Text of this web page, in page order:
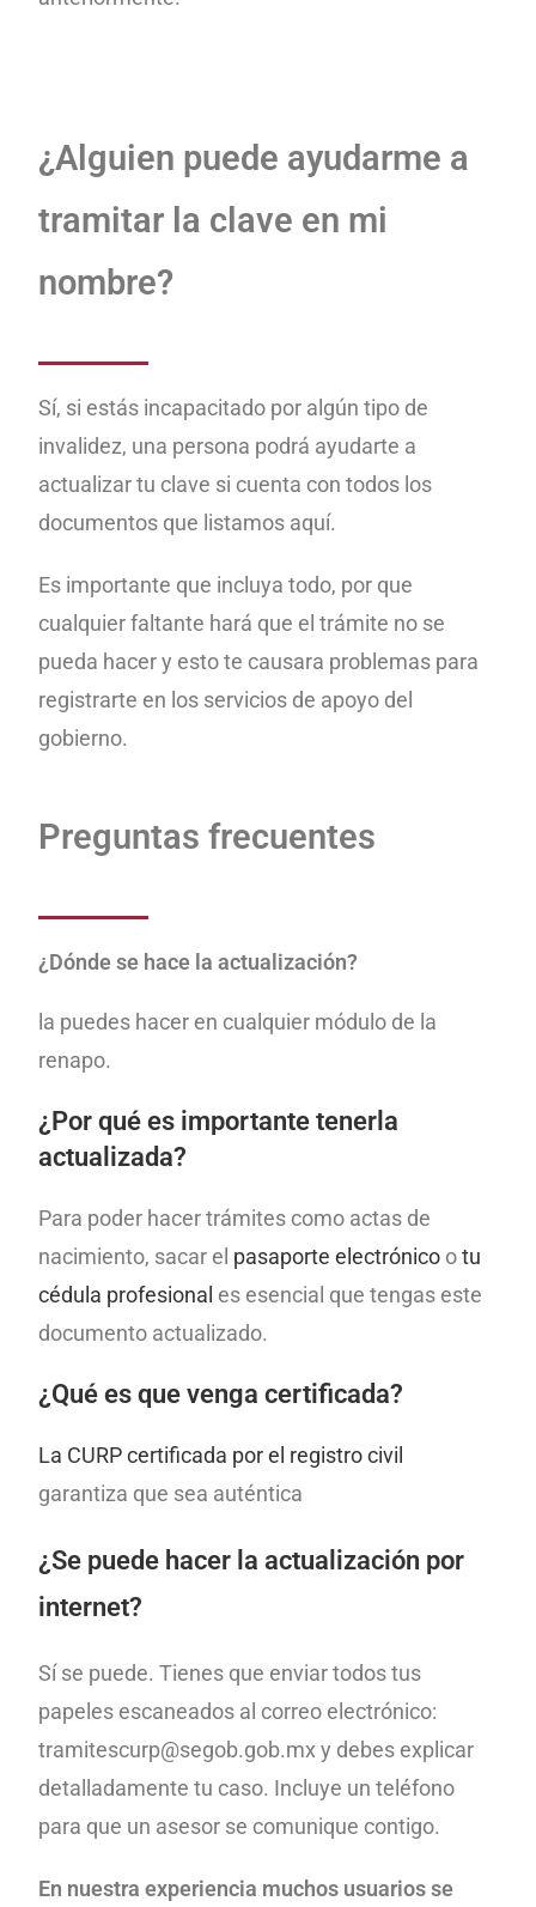
¿Alguien puede ayudarme a
tramitar la clave en mi
nombre?
Sí, si estás incapacitado por algún tipo de
invalidez, una persona podrá ayudarte a
actualizar tu clave si cuenta con todos los
documentos que listamos aquí.
Es importante que incluya todo, por que
cualquier faltante hará que el trámite no se
pueda hacer y esto te causara problemas para
registrarte en los servicios de apoyo del
gobierno.
Preguntas frecuentes
¿Dónde se hace la actualización?
la puedes hacer en cualquier módulo de la
renapo.
¿Por qué es importante tenerla
actualizada?
Para poder hacer trámites como actas de
nacimiento, sacar el pasaporte electrónico otu
cédula profesional es esencial que tengas este
documento actualizado.
¿Qué es que venga certificada?
La CURP certificada por el registro civil
garantiza que sea auténtica
¿Se puede hacer la actualización por
internet?
Sí se puede. Tienes que enviar todos tus
papeles escaneados al correo electrónico:
tramitescurp@segob.gob.mx y debes explicar
detalladamente tu caso. Incluye un teléfono
para que un asesor se comunique contigo.
En nuestra experiencia muchos usuarios se